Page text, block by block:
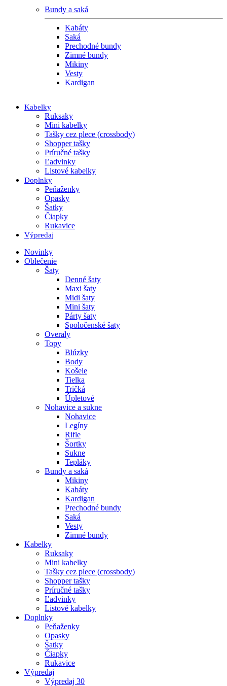
Bundy a saká
Kabáty
Saká
Prechodné bundy
Zimné bundy
Mikiny
Vesty
Kardigan
Kabelky
Ruksaky
Mini kabelky
Tašky cez plece (crossbody)
Shopper tašky
Príručné tašky
Ľadvinky
Listové kabelky
Doplnky
Peňaženky
Opasky
Šatky
Čiapky
Rukavice
Výpredaj
Novinky
Oblečenie
Šaty
Denné šaty
Maxi šaty
Midi šaty
Mini šaty
Párty šaty
Spoločenské šaty
Overaly
Topy
Blúzky
Body
Košele
Tielka
Tričká
Úpletové
Nohavice a sukne
Nohavice
Legíny
Rifle
Šortky
Sukne
Tepláky
Bundy a saká
Mikiny
Kabáty
Kardigan
Prechodné bundy
Saká
Vesty
Zimné bundy
Kabelky
Ruksaky
Mini kabelky
Tašky cez plece (crossbody)
Shopper tašky
Príručné tašky
Ľadvinky
Listové kabelky
Doplnky
Peňaženky
Opasky
Šatky
Čiapky
Rukavice
Výpredaj
Výpredaj 30